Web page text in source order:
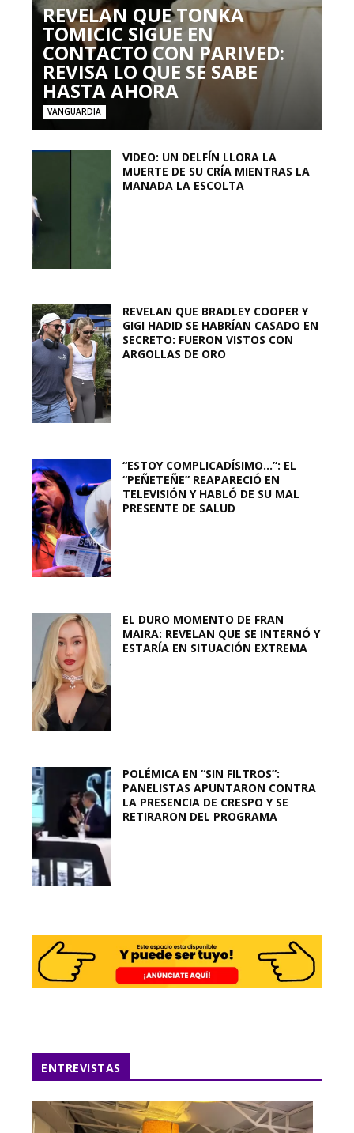
REVELAN QUE TONKA
TOMICIC SIGUE EN
CONTACTO CON PARIVED:
REVISA LO QUE SE SABE
HASTA AHORA
VANGUARDIA
VIDEO: UN DELFÍN LLORA LA
MUERTE DE SU CRÍA MIENTRAS LA
MANADA LA ESCOLTA
REVELAN QUE BRADLEY COOPER Y
GIGI HADID SE HABRÍAN CASADO EN
SECRETO: FUERON VISTOS CON
ARGOLLAS DE ORO
“ESTOY COMPLICADÍSIMO…”: EL
“PEÑETEÑE” REAPARECIÓ EN
TELEVISIÓN Y HABLÓ DE SU MAL
PRESENTE DE SALUD
EL DURO MOMENTO DE FRAN
MAIRA: REVELAN QUE SE INTERNÓ Y
ESTARÍA EN SITUACIÓN EXTREMA
POLÉMICA EN “SIN FILTROS”:
PANELISTAS APUNTARON CONTRA
LA PRESENCIA DE CRESPO Y SE
RETIRARON DEL PROGRAMA
ENTREVISTAS